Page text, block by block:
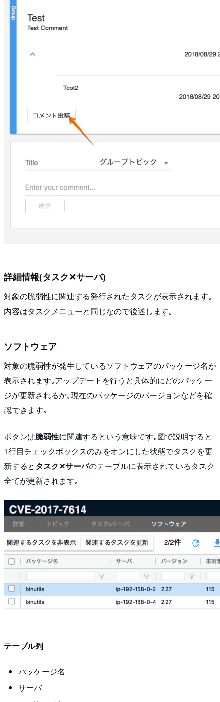
詳細情報(タスク✕サーバ)
対象の脆弱性に関連する発行されたタスクが表示されます｡
内容はタスクメニューと同じなので後述します｡
ソフトウェア
対象の脆弱性が発生しているソフトウェアのパッケージ名が
表示されます｡アップデートを行うと具体的にどのパッケー
ジが更新されるか､現在のパッケージのバージョンなどを確
認できます｡
ボタンは脆弱性に関連するという意味です｡図で説明すると
1行目チェックボックスのみをオンにした状態でタスクを更
新するとタスク✕サーバのテーブルに表示されているタスク
全てが更新されます｡
テーブル列
パッケージ名
サーバ